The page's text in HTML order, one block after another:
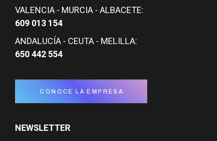
VALENCIA - MURCIA - ALBACETE:
609 013 154
ANDALUCÍA - CEUTA - MELILLA:
650 442 554
CONOCE LA EMPRESA
NEWSLETTER